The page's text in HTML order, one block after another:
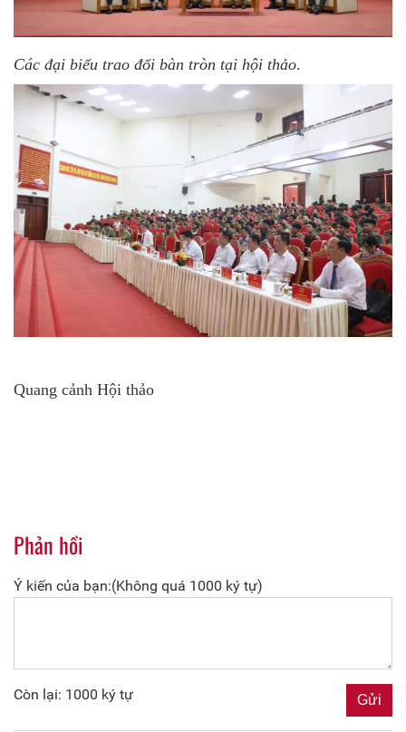
Các đại biểu trao đổi bàn tròn tại hội thảo.
Quang cảnh Hội thảo
Phản hồi
Ý kiến của bạn:(Không quá 1000 ký tự)
Còn lại: 1000 ký tự